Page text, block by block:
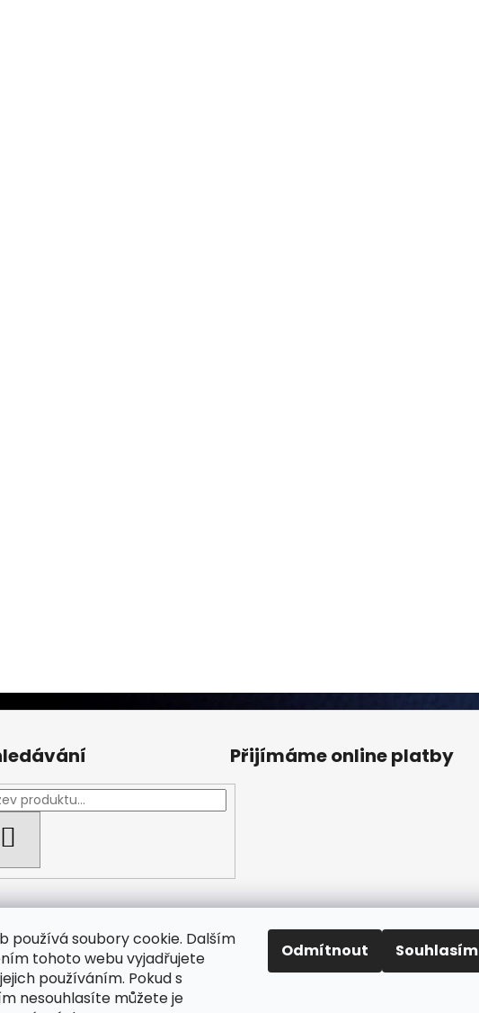
používá soubory cookie. Dalším
tohoto webu vyjadřujete
používáním. Pokud s
nesouhlasíte můžete je
Odmítnout Souhlasím
Přijímáme online platby
Facebook Fan page